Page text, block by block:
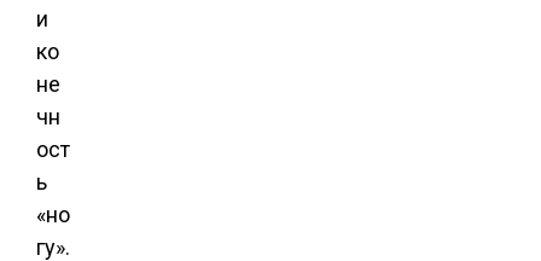
и
ко
не
чн
ост
ь
«но
гу».